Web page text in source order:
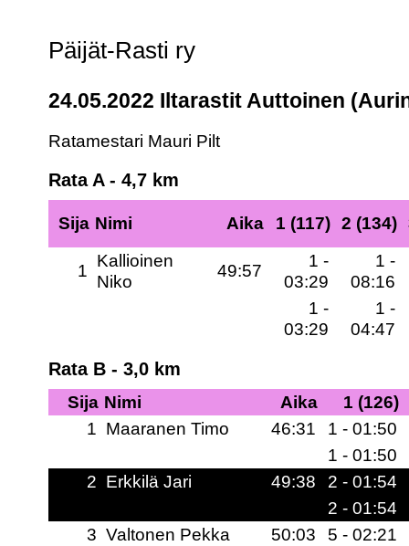
Päijät-Rasti ry
24.05.2022 Iltarastit Auttoinen
Ratamestari Mauri Pilt
Rata A - 4,7 km
Sija Nimi Aika 1 (117) 2 (134)
1 Kallioinen
Niko
49:57
1 -
03:29
1 -
08:16
1 -
03:29
1 -
04:47
Rata B - 3,0 km
Sija Nimi Aika
1 (126)
1 Maaranen Timo 46:31 1 - 01:50
1 - 01:50
2 Erkkilä Jari 49:38
2 - 01:54
2 - 01:54
3 Valtonen Pekka 50:03 5 - 02:21